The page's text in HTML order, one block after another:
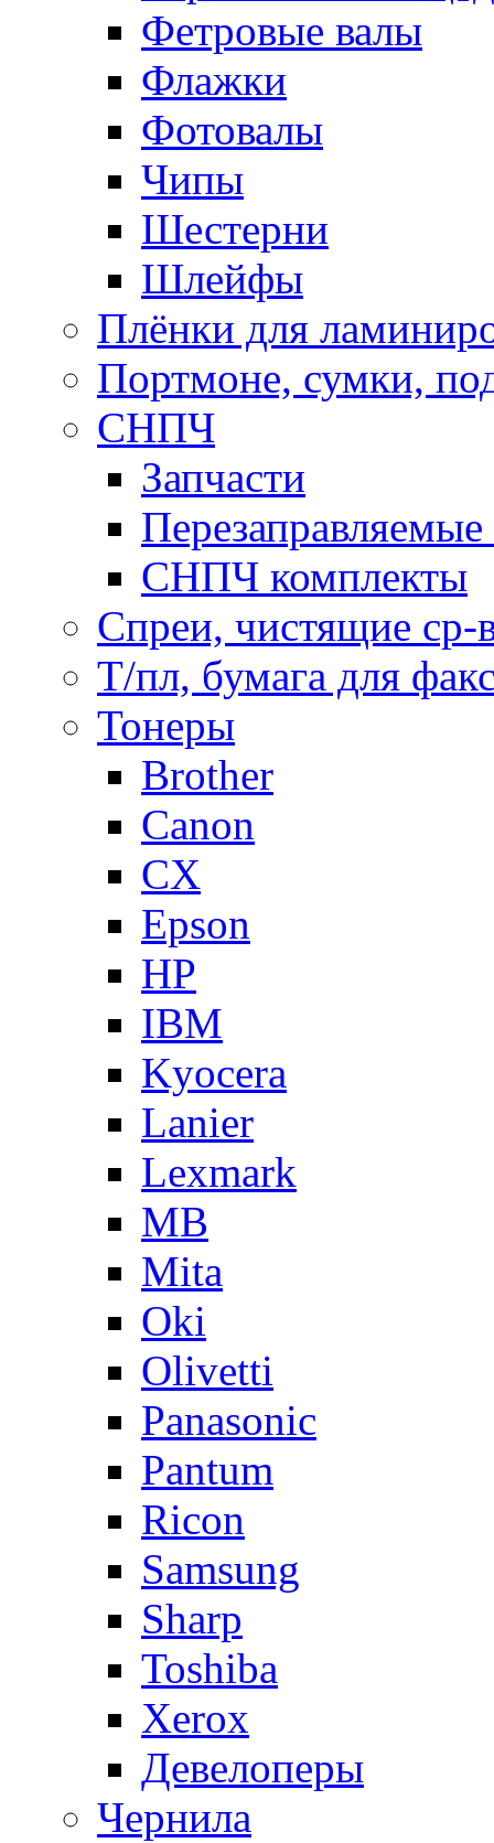
Фетровые валы
Флажки
Фотовалы
Чипы
Шестерни
Шлейфы
Плёнки для
Портмоне, сумки,
СНПЧ
Запчасти
Перезаправляемые
СНПЧ комплекты
Спреи, чистящие ср-
Т/пл, бумага для
Тонеры
Brother
Canon
CX
Epson
HP
IBM
Kyocera
Lanier
Lexmark
MB
Mita
Oki
Olivetti
Panasonic
Pantum
Ricon
Samsung
Sharp
Toshiba
Xerox
Девелоперы
Чернила